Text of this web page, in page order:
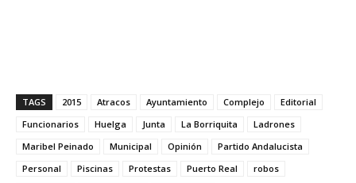
TAGS 2015 Atracos Ayuntamiento Complejo
Editorial
Funcionarios
Huelga Junta La Borriquita
Ladrones
Maribel Peinado
Municipal Opinión
Partido Andalucista
Personal
Piscinas Protestas Puerto Real
robos